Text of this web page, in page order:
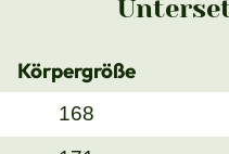
Körpergröße
168